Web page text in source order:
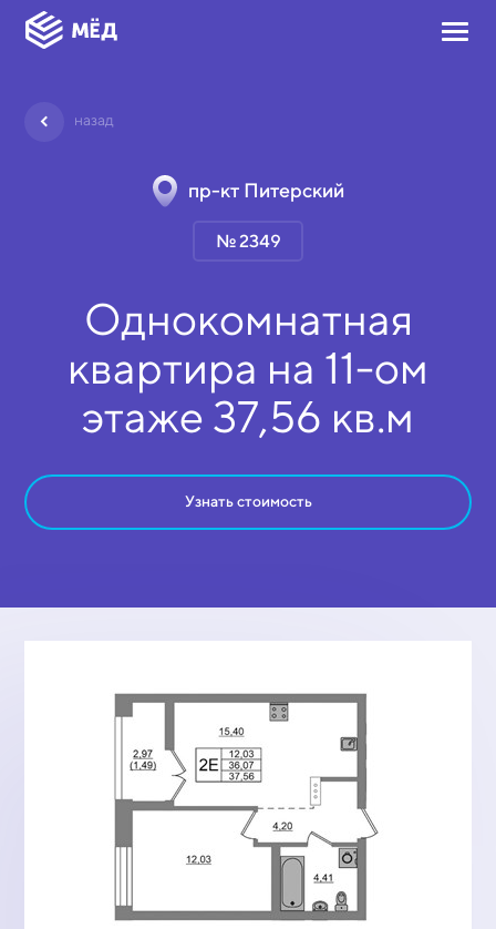
назад
пр-кт Питерский
№ 2349
Однокомнатная
квартира на 11-ом
этаже 37,56 кв.м
Узнать стоимость